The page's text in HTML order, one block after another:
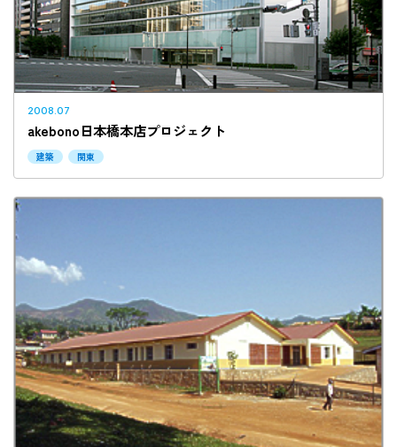
2008.07
akebono日本橋本店プロジェクト
建築 関東